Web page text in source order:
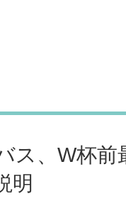
ス、W杯
明